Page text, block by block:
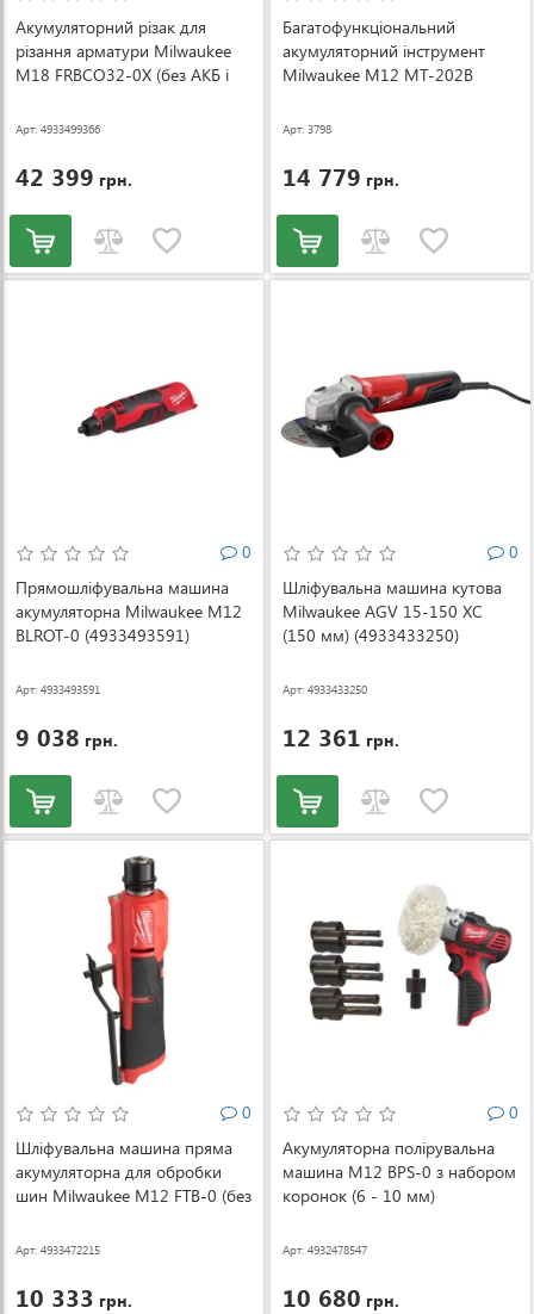
Акумуляторний різак для
різання арматури Milwaukee
M18 FRBCO32-0X (без АКБ і
Арт: 4933499366
42 399 грн.
Багатофункціональний
акумуляторний інструмент
Milwaukee M12 MT-202B
Арт: 3798
14 779 грн.
0
Прямошліфувальна машина
акумуляторна Milwaukee M12
BLROT-0 (4933493591)
Арт: 4933493591
9 038 грн.
0
Шліфувальна машина кутова
Milwaukee AGV 15-150 XC
(150 мм) (4933433250)
Арт: 4933433250
12 361 грн.
0
Шліфувальна машина пряма
акумуляторна для обробки
шин Milwaukee M12 FTB-0 (без
Арт: 4933472215
10 333 грн.
0
Акумуляторна полірувальна
машина M12 BPS-0 з набором
коронок (6 - 10 мм)
Арт: 4932478547
10 680 грн.